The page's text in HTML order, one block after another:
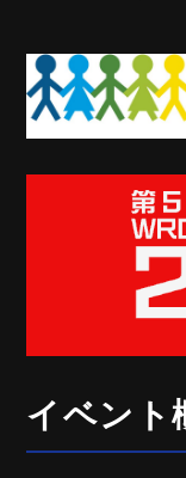
イベント